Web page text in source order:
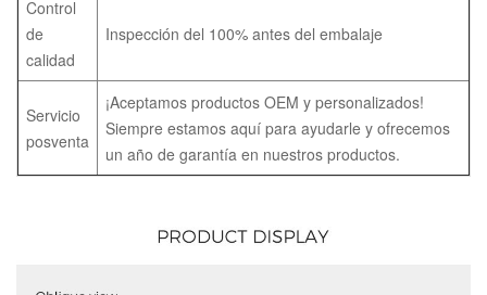
Control
de
calidad
Inspección del 100% antes del embalaje
Servicio
posventa
¡Aceptamos productos OEM y personalizados!
Siempre estamos aquí para ayudarle y ofrecemos
un año de garantía en nuestros productos.